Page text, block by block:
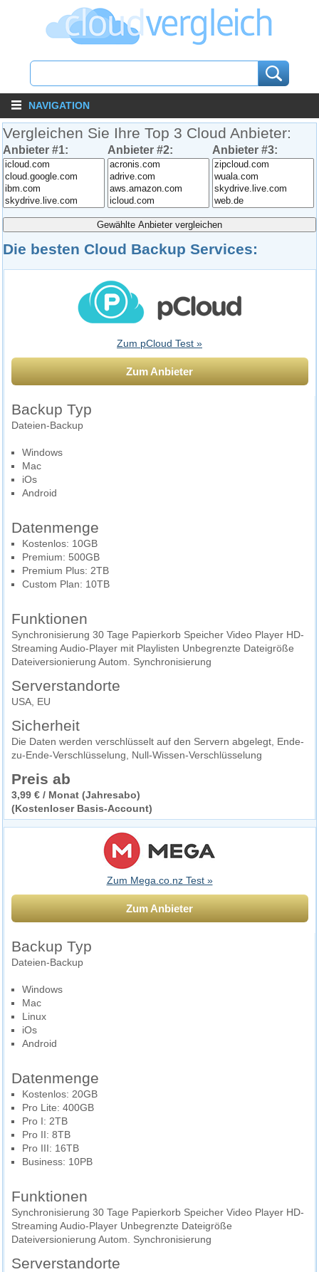
NAVIGATION
Vergleichen Sie Ihre Top 3 Cloud Anbieter:
Anbieter #1: Anbieter #2: Anbieter #3:
Die besten Cloud Backup Services:
Zum pCloud Test »
Zum Anbieter
Backup Typ
Dateien-Backup
Windows
Mac
iOs
Android
Datenmenge
Kostenlos: 10GB
Premium: 500GB
Premium Plus: 2TB
Custom Plan: 10TB
Funktionen
Synchronisierung 30 Tage Papierkorb Speicher Video Player HD-
Streaming Audio-Player mit Playlisten Unbegrenzte Dateigröße
Dateiversionierung Autom. Synchronisierung
Serverstandorte
USA, EU
Sicherheit
Die Daten werden verschlüsselt auf den Servern abgelegt, Ende-
zu-Ende-Verschlüsselung, Null-Wissen-Verschlüsselung
Preis ab
3,99 € / Monat (Jahresabo)
(Kostenloser Basis-Account)
Zum Mega.co.nz Test »
Zum Anbieter
Backup Typ
Dateien-Backup
Windows
Mac
Linux
iOs
Android
Datenmenge
Kostenlos: 20GB
Pro Lite: 400GB
Pro I: 2TB
Pro II: 8TB
Pro III: 16TB
Business: 10PB
Funktionen
Synchronisierung 30 Tage Papierkorb Speicher Video Player HD-
Streaming Audio-Player Unbegrenzte Dateigröße
Dateiversionierung Autom. Synchronisierung
Serverstandorte